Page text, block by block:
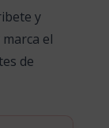
y
el
de